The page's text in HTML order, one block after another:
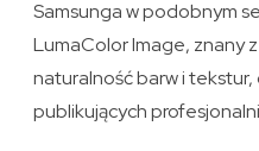
Samsunga w podobnym
LumaColor Image, znany
naturalność barw i
publikujących